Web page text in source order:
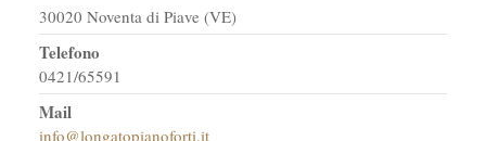
30020 Noventa di Piave (VE)
Telefono
0421/65591
Mail
info@longatopianoforti.it